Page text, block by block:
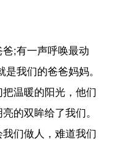
;有一声呼唤最动
我们的爸爸妈妈。
温暖的阳光，他们
的双眸给了我们。
们做人，难道我们